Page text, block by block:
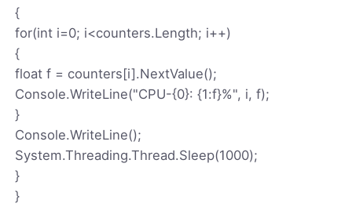
{
for(int i=0; i<counters.Length; i++)
{
float f = counters[i].NextValue();
Console.WriteLine("CPU-{0}: {1:f}%", i, f);
}
Console.WriteLine();
System.Threading.Thread.Sleep(1000);
}
}